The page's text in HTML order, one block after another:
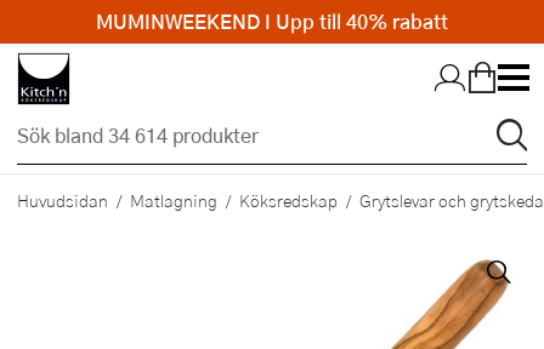
Hopp till huvudinnehållet
Huvudsidan Matlagning Köksredskap Grytslevar och
MUMINWEEKEND I Upp till 40% rabatt